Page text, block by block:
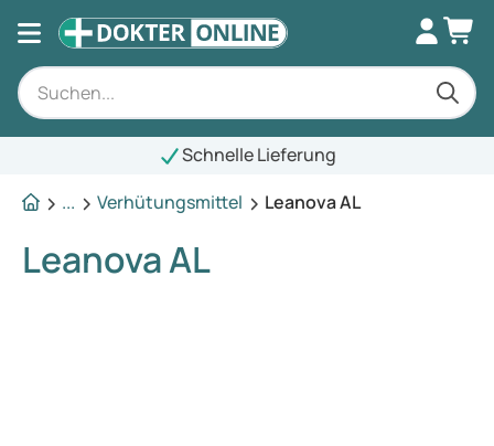
Schnelle Lieferung
...
Verhütungsmittel Leanova AL
Leanova AL